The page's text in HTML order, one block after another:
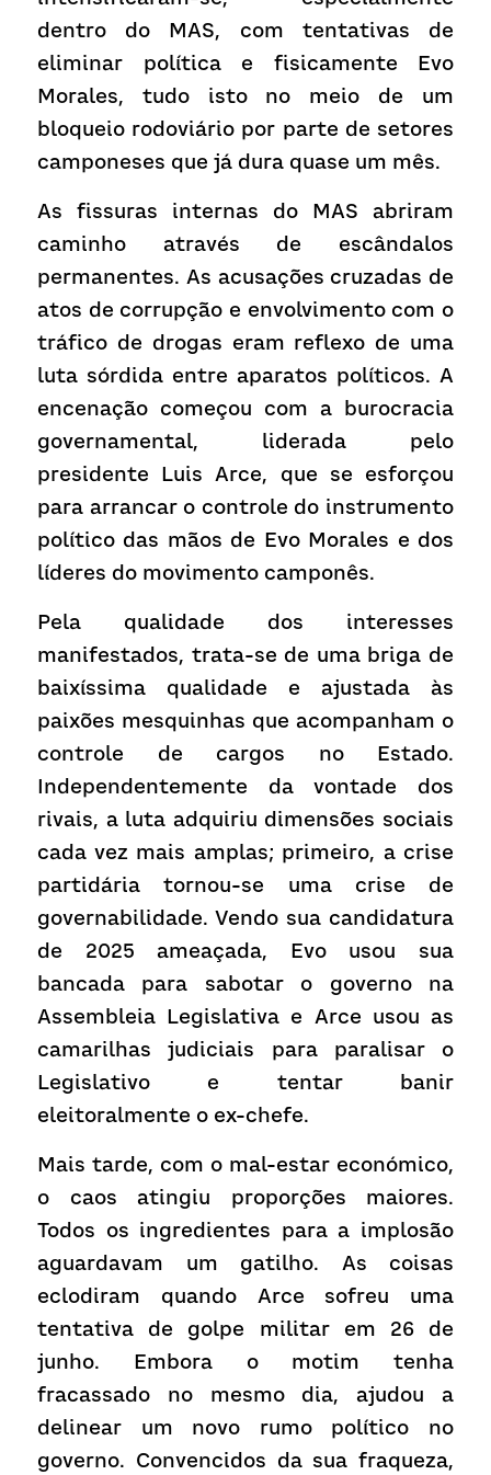
dentro do MAS, com tentativas de
eliminar política e fisicamente Evo
Morales, tudo isto no meio de um
bloqueio rodoviário por parte de setores
camponeses que já dura quase um mês.
As fissuras internas do MAS abriram
caminho através de escândalos
permanentes. As acusações cruzadas de
atos de corrupção e envolvimento com o
tráfico de drogas eram reflexo de uma
luta sórdida entre aparatos políticos. A
encenação começou com a burocracia
governamental, liderada pelo
presidente Luis Arce, que se esforçou
para arrancar o controle do instrumento
político das mãos de Evo Morales e dos
líderes do movimento camponês.
Pela qualidade dos interesses
manifestados, trata-se de uma briga de
baixíssima qualidade e ajustada às
paixões mesquinhas que acompanham o
controle de cargos no Estado.
Independentemente da vontade dos
rivais, a luta adquiriu dimensões sociais
cada vez mais amplas; primeiro, a crise
partidária tornou-se uma crise de
governabilidade. Vendo sua candidatura
de 2025 ameaçada, Evo usou sua
bancada para sabotar o governo na
Assembleia Legislativa e Arce usou as
camarilhas judiciais para paralisar o
Legislativo e tentar banir
eleitoralmente o ex-chefe.
Mais tarde, com o mal-estar económico,
o caos atingiu proporções maiores.
Todos os ingredientes para a implosão
aguardavam um gatilho. As coisas
eclodiram quando Arce sofreu uma
tentativa de golpe militar em 26 de
junho. Embora o motim tenha
fracassado no mesmo dia, ajudou a
delinear um novo rumo político no
governo. Convencidos da sua fraqueza,